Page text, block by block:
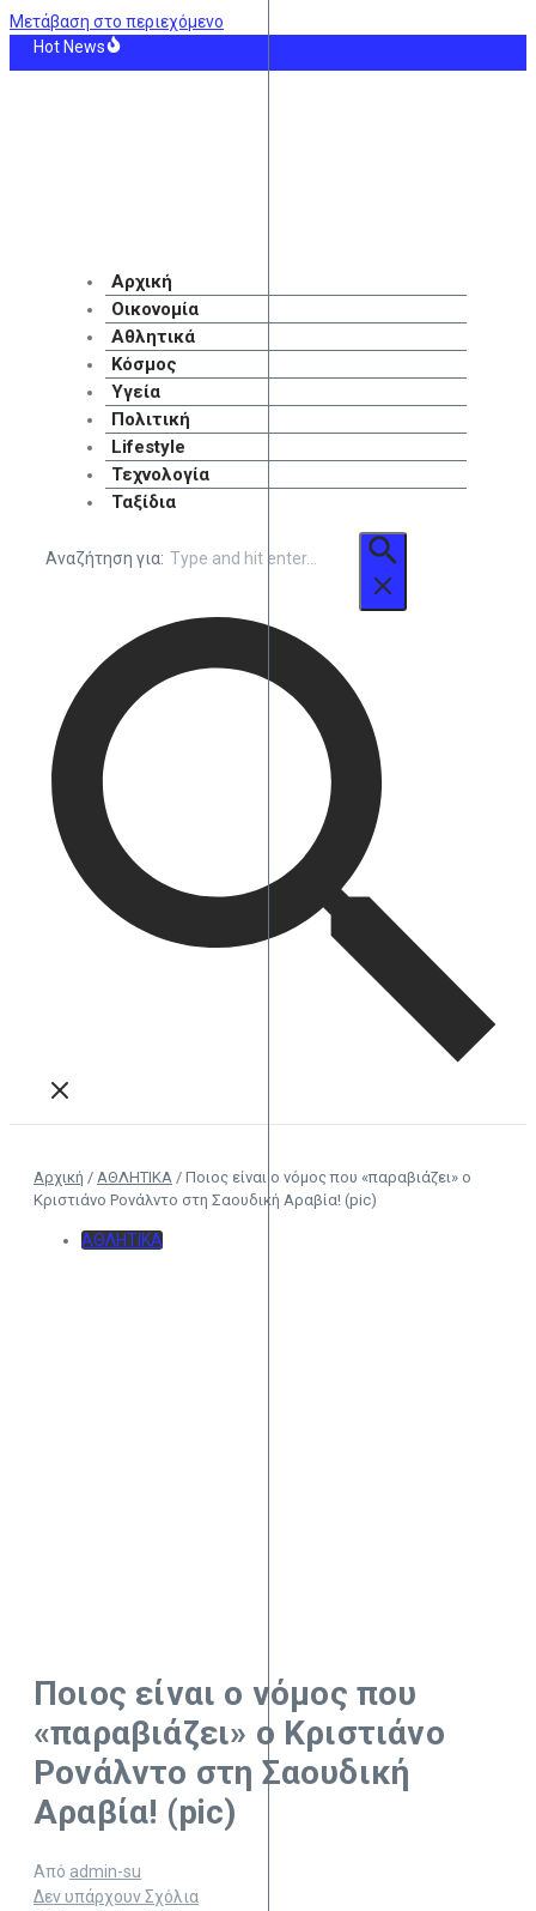
Μετάβαση στο περιεχόμενο
Hot News
Αρχική
Οικονομία
Αθλητικά
Κόσμος
Υγεία
Πολιτική
Lifestyle
Τεχνολογία
Ταξίδια
Αναζήτηση για:
Αρχική / ΑΘΛΗΤΙΚΑ / Ποιος είναι ο νόμος που «παραβιάζει» ο
Κριστιάνο Ρονάλντο στη Σαουδική Αραβία! (pic)
ΑΘΛΗΤΙΚΑ
Ποιος είναι ο νόμος που
«παραβιάζει» ο Κριστιάνο
Ρονάλντο στη Σαουδική
Αραβία! (pic)
Από admin-su
Δεν υπάρχουν Σχόλια